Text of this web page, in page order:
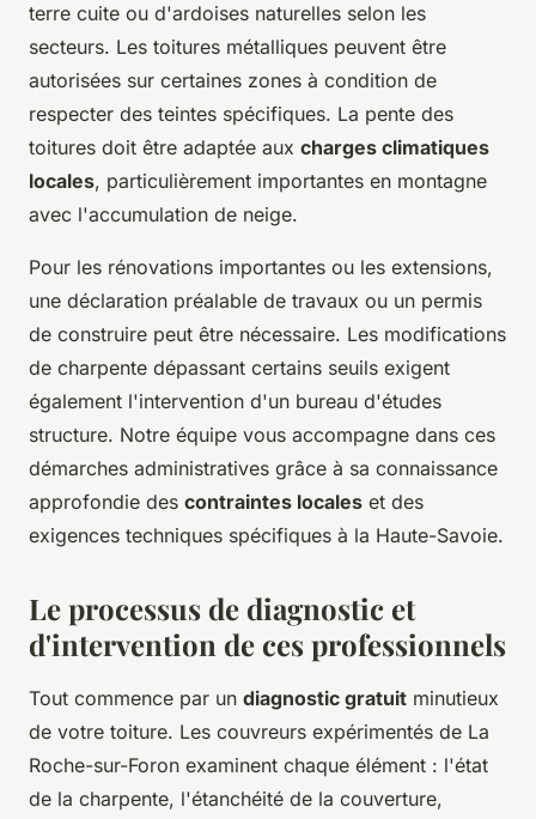
terre cuite ou d'ardoises naturelles selon les
secteurs. Les toitures métalliques peuvent être
autorisées sur certaines zones à condition de
respecter des teintes spécifiques. La pente des
toitures doit être adaptée aux charges climatiques
locales, particulièrement importantes en montagne
avec l'accumulation de neige.
Pour les rénovations importantes ou les extensions,
une déclaration préalable de travaux ou un permis
de construire peut être nécessaire. Les modifications
de charpente dépassant certains seuils exigent
également l'intervention d'un bureau d'études
structure. Notre équipe vous accompagne dans ces
démarches administratives grâce à sa connaissance
approfondie des contraintes locales et des
exigences techniques spécifiques à la Haute-Savoie.
Le processus de diagnostic et
d'intervention de ces professionnels
Tout commence par un diagnostic gratuit minutieux
de votre toiture. Les couvreurs expérimentés de La
Roche-sur-Foron examinent chaque élément : l'état
de la charpente, l'étanchéité de la couverture,